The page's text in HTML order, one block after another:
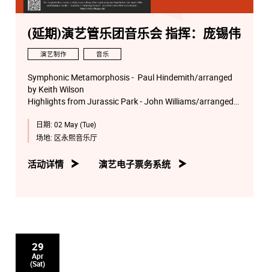
(延期)演艺管乐团音乐会 指挥：庞锡伟
演艺制作 音乐
Symphonic Metamorphosis - Paul Hindemith/arranged
by Keith Wilson
Highlights from Jurassic Park - John Williams/arranged
Jurassic World: Fallen Kingdom - Michael
Giacchino/arranged by Michael Brown
Obi-Wan - John Williams/arranged by Michael Brown
日期: 02 May (Tue)
场地: 区永熙音乐厅
活动详情 演艺电子票务系统
29
Apr
(Sat)